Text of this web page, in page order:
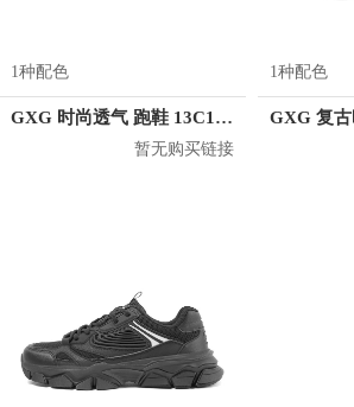
1种配色
GXG 时尚透气 跑鞋 13C150017E
暂无购买链接
1种配色